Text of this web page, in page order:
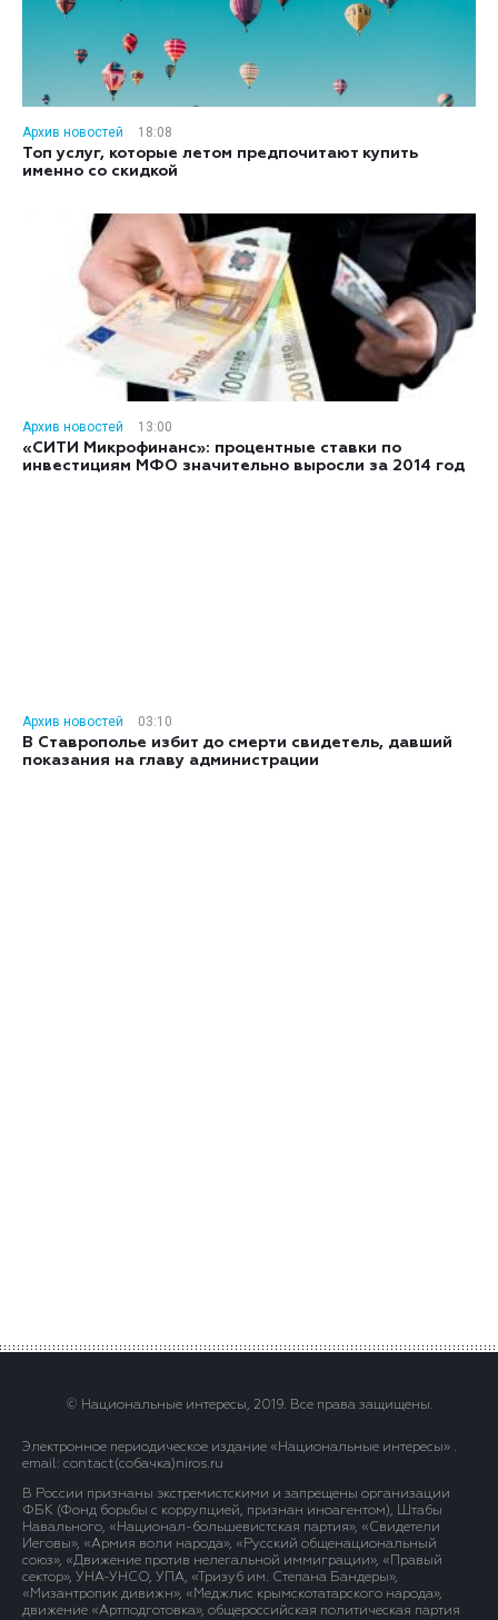
Архив новостей
18:08
Топ услуг, которые летом предпочитают купить
именно со скидкой
Архив новостей
13:00
«СИТИ Микрофинанс»: процентные ставки по
инвестициям МФО значительно выросли за 2014 год
Архив новостей
03:10
В Ставрополье избит до смерти свидетель, давший
показания на главу администрации
© Национальные интересы, 2019. Все права защищены.
Электронное периодическое издание «Национальные интересы» .
email: contact(сoбaчка)niros.ru
В России признаны экстремистскими и запрещены организации
ФБК (Фонд борьбы с коррупцией, признан иноагентом), Штабы
Навального, «Национал-большевистская партия», «Свидетели
Иеговы», «Армия воли народа», «Русский общенациональный
союз», «Движение против нелегальной иммиграции», «Правый
сектор», УНА-УНСО, УПА, «Тризуб им. Степана Бандеры»,
«Мизантропик дивижн», «Меджлис крымскотатарского народа»,
движение «Артподготовка», общероссийская политическая партия